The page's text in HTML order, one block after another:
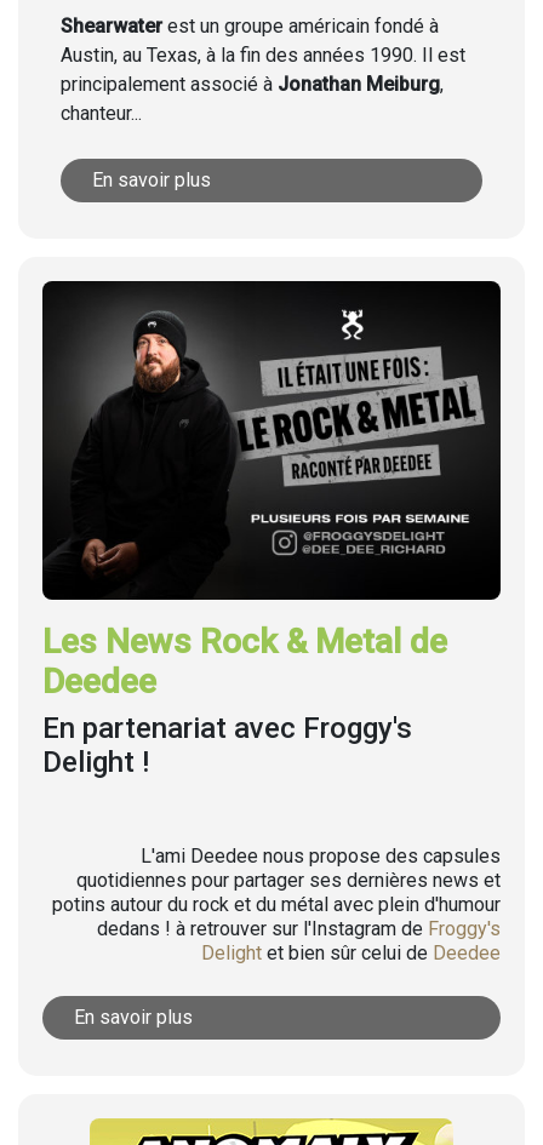
Shearwaterest un groupe américain fondé à
Austin, au Texas, à la fin des années 1990. Il est
principalement associé à Jonathan Meiburg,
chanteur...
En savoir plus
Les News Rock & Metal de
Deedee
En partenariat avec Froggy's
Delight !
L'ami Deedee nous propose des capsules
quotidiennes pour partager ses dernières news et
potins autour du rock et du métal avec plein d'humour
dedans ! à retrouver sur l'Instagram de Froggy's
Delight et bien sûr celui de Deedee
En savoir plus